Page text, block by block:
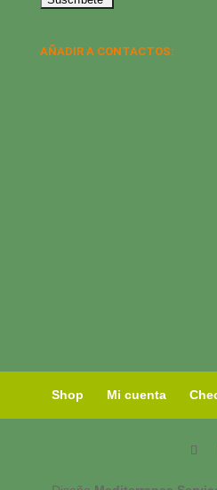
AÑADIR A CONTACTOS:
Shop Mi cuenta